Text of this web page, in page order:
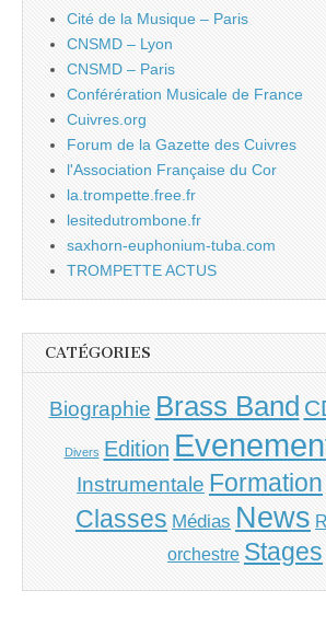
Cité de la Musique – Paris
CNSMD – Lyon
CNSMD – Paris
Conférération Musicale de France
Cuivres.org
Forum de la Gazette des Cuivres
l'Association Française du Cor
la.trompette.free.fr
lesitedutrombone.fr
saxhorn-euphonium-tuba.com
TROMPETTE ACTUS
CATÉGORIES
Biographie Brass Band
Divers Edition
Instrumentale Formation
Classes Médias News
orchestre Stages